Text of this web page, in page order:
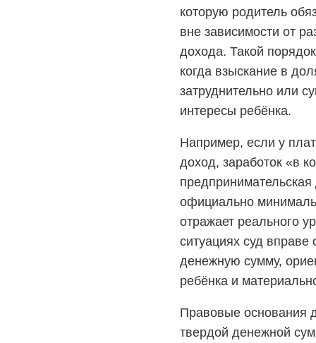
которую родитель
вне зависимости от
дохода. Такой
когда взыскание в
затруднительно или
интересы ребёнка.
Например, если у
доход, заработок «в
официально
отражает реального
ситуациях суд вправе
денежную сумму,
ребёнка и
Правовые основания
твердой денежной